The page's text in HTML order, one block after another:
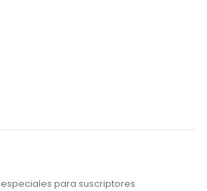
para suscriptores